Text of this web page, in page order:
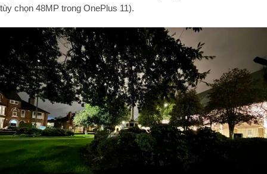
tùy chọn 48MP trong OnePlus 11).